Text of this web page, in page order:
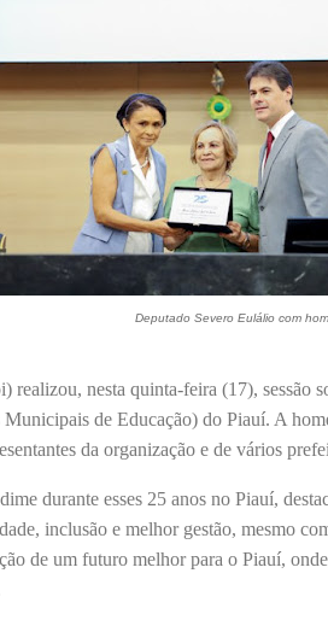
Deputado Severo Eulálio com
nesta quinta-feira (17), sessão
de Educação) do Piauí. A
da organização e de vários
durante esses 25 anos no Piauí,
inclusão e melhor gestão, mesmo
de um futuro melhor para o Piauí,